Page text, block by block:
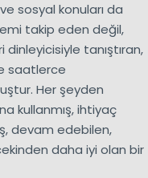
sosyal konuları da
takip eden değil,
tanıştıran,
saatlerce
Her şeyden
kullanmış, ihtiyaç
devam edebilen,
daha iyi olan bir